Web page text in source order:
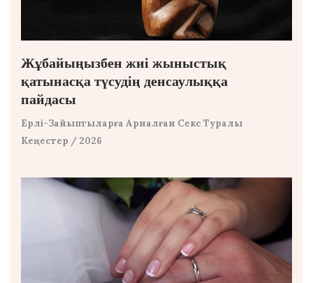
Жұбайыңызбен жиі жыныстық
қатынасқа түсудің денсаулыққа
пайдасы
Ерлі-Зайыптыларға Арналған Секс Туралы
Кеңестер / 2026